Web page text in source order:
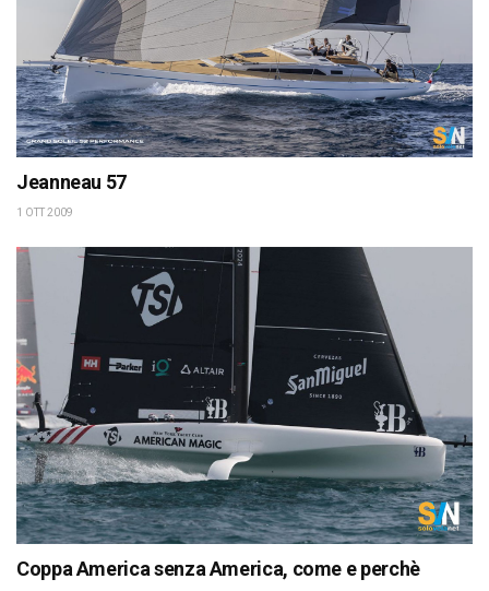
Jeanneau 57
1 OTT 2009
Coppa America senza America, come e perchè